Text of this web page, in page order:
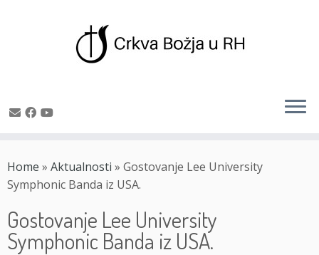
to
content
Home » Aktualnosti » Gostovanje Lee University
Symphonic Banda iz USA.
Gostovanje Lee University
Symphonic Banda iz USA.